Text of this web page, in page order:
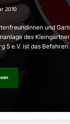
2010
und
des
5 e.V. ist das